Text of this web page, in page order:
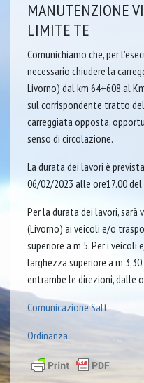
MANUTENZIONE
LIMITE TE
Comunichiamo che, per
necessario chiudere la
Livorno) dal km 64+608 al
sul corrispondente tratto
carreggiata opposta,
senso di circolazione.
La durata dei lavori è
06/02/2023 alle ore17.00
Per la durata dei lavori,
(Livorno) ai veicoli e/o
superiore a m 5. Per i
larghezza superiore a m
entrambe le direzioni, dalle
Comunicazione Salt
Ordinanza